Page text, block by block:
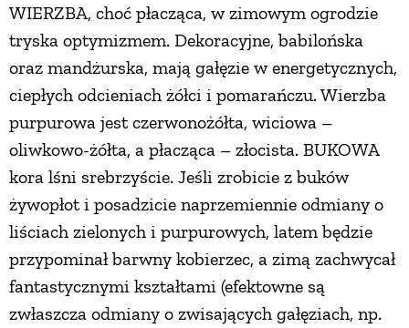
WIERZBA, choć płacząca, w zimowym ogrodzie
tryska optymizmem. Dekoracyjne, babilońska
oraz mandżurska, mają gałęzie w energetycznych,
ciepłych odcieniach żółci i pomarańczu. Wierzba
purpurowa jest czerwonożółta, wiciowa –
oliwkowo-żółta, a płacząca – złocista. BUKOWA
kora lśni srebrzyście. Jeśli zrobicie z buków
żywopłot i posadzicie naprzemiennie odmiany o
liściach zielonych i purpurowych, latem będzie
przypominał barwny kobierzec, a zimą zachwycał
fantastycznymi kształtami (efektowne są
zwłaszcza odmiany o zwisających gałęziach, np.
INNE